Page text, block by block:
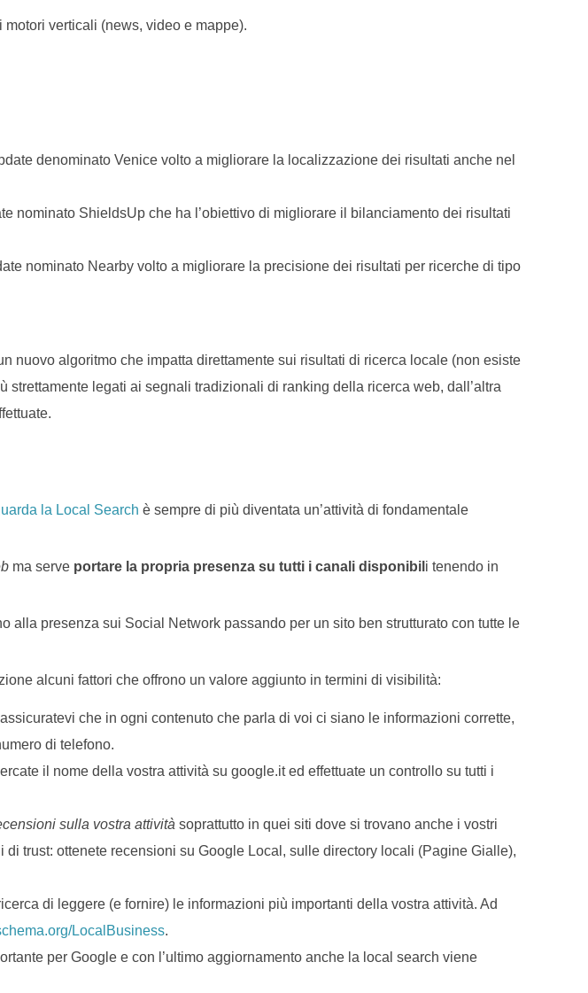
verticali (news, video e mappe).
denominato Venice volto a migliorare la localizzazione dei risultati anche nel
nominato ShieldsUp che ha l’obiettivo di migliorare il bilanciamento dei risultati
nominato Nearby volto a migliorare la precisione dei risultati per ricerche di tipo
nuovo algoritmo che impatta direttamente sui risultati di ricerca locale (non esiste
legati ai segnali tradizionali di ranking della ricerca web, dall’altra
la Local Search è sempre di più diventata un’attività di fondamentale
ma serve portare la propria presenza su tutti i canali disponibil i tenendo in
alla presenza sui Social Network passando per un sito ben strutturato con tutte le
alcuni fattori che offrono un valore aggiunto in termini di visibilità:
che in ogni contenuto che parla di voi ci siano le informazioni corrette,
di telefono.
il nome della vostra attività su google.it ed effettuate un controllo su tutti i
sulla vostra attività soprattutto in quei siti dove si trovano anche i vostri
trust: ottenete recensioni su Google Local, sulle directory locali (Pagine Gialle),
di leggere (e fornire) le informazioni più importanti della vostra attività. Ad
LocalBusiness.
per Google e con l’ultimo aggiornamento anche la local search viene